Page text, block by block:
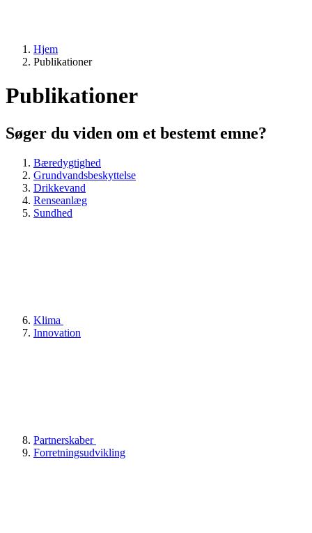
Hjem
Publikationer
Publikationer
Søger du viden om et bestemt emne?
Bæredygtighed
Grundvandsbeskyttelse
Drikkevand
Renseanlæg
Sundhed
Klima
Innovation
Partnerskaber
Forretningsudvikling